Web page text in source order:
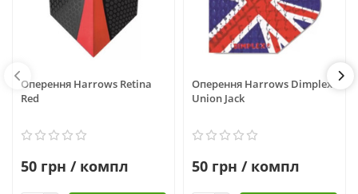
Оперення Harrows Retina
Red
50 грн / компл
Оперення Harrows Dimplex
Union Jack
50 грн / компл